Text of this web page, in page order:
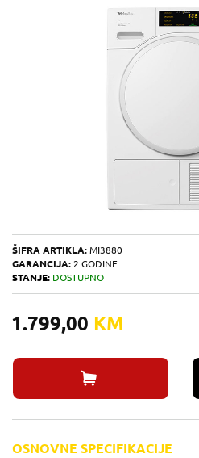
ŠIFRA ARTIKLA: MI3880
GARANCIJA: 2 GODINE
STANJE: DOSTUPNO
1.799,00 KM
OSNOVNE SPECIFIKACIJE